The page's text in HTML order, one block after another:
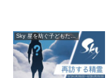
Sky 星を紡ぐ子どもたち・